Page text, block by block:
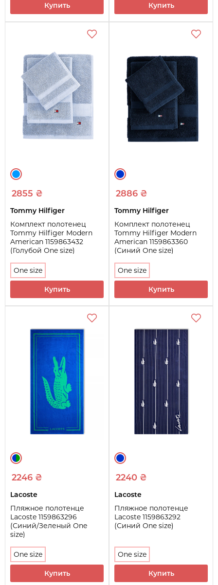
Купить Купить
2855 ₴
Tommy Hilfiger
Комплект полотенец
Tommy Hilfiger Modern
American 1159863432
(Голубой One size)
One size
Купить
2886 ₴
Tommy Hilfiger
Комплект полотенец
Tommy Hilfiger Modern
American 1159863360
(Синий One size)
One size
Купить
2246 ₴
Lacoste
Пляжное полотенце
Lacoste 1159863296
(Синий/Зеленый One
size)
One size
Купить
2240 ₴
Lacoste
Пляжное полотенце
Lacoste 1159863292
(Синий One size)
One size
Купить